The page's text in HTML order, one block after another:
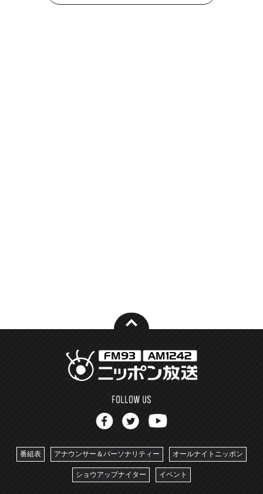
番組表 アナウンサー＆パーソナリティー オールナイトニッポン
ショウアップナイター イベント